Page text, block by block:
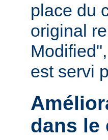
place du
original
est servi
dans le